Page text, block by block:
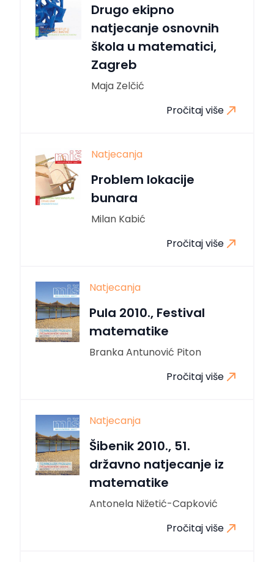
Drugo ekipno
natjecanje osnovnih
škola u matematici,
Zagreb
Maja Zelčić
Pročitaj više
Natjecanja
Problem lokacije
bunara
Milan Kabić
Pročitaj više
Natjecanja
Pula 2010., Festival
matematike
Branka Antunović Piton
Pročitaj više
Natjecanja
Šibenik 2010., 51.
državno natjecanje iz
matematike
Antonela Nižetić-Capković
Pročitaj više